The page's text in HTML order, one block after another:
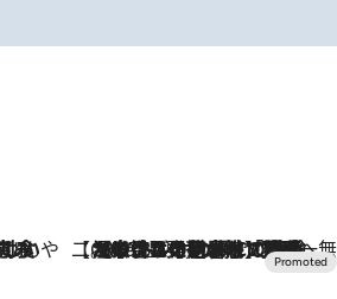
【CREA×星野リゾート】唯一無二。癒しと発見が待つ場所へ
2026.8.7
【トンボの足水浴】ヒノキの香りに包まれて涼感マックス！約13℃の湧水かけ流しを避暑地「星野温泉 トンボの湯」で体験